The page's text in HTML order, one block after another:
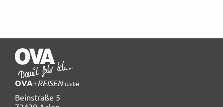
OVA+REISEN GmbH
Beinstraße 5